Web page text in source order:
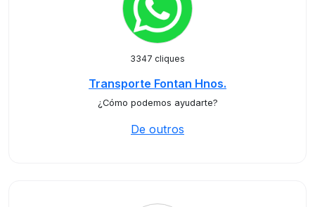
3347 cliques
Transporte Fontan Hnos.
¿Cómo podemos ayudarte?
De outros